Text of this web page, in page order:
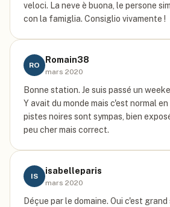
veloci. La neve è buona, le persone
con la famiglia. Consiglio vivamente !
RO
Romain38
mars 2020
Bonne station. Je suis passé un
Y avait du monde mais c'est normal
pistes noires sont sympas, bien
peu cher mais correct.
IS
isabelleparis
mars 2020
Déçue par le domaine. Oui c'est